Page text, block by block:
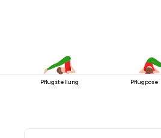
Pflugstellung Pflugpose